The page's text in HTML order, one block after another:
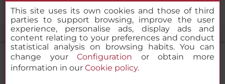
This site uses its own cookies and those of third
parties to support browsing, improve the user
experience, personalise ads, display ads and
content relating to your preferences and conduct
statistical analysis on browsing habits. You can
change yourConfiguration or obtain more
information in our Cookie policy.